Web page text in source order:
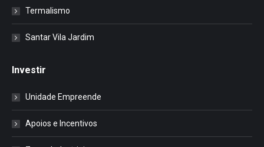
Termalismo
Santar Vila Jardim
Investir
Unidade Empreende
Apoios e Incentivos